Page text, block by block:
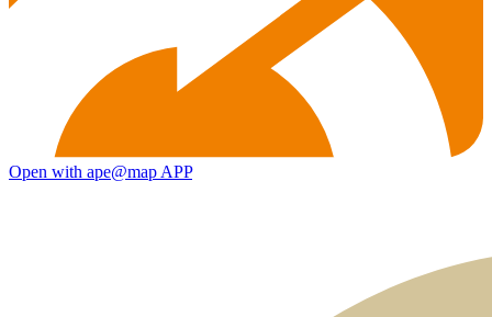
Open with ape@map APP